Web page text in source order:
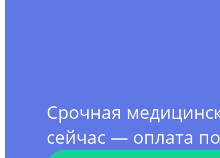
Срочная
сейчас — оплата